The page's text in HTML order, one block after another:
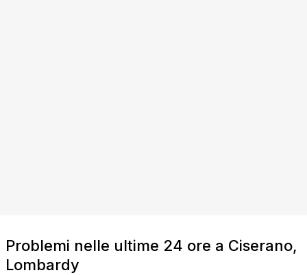
Problemi nelle ultime 24 ore a Ciserano,
Lombardy